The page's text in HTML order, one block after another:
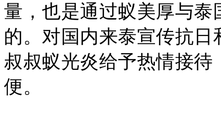
量，也是通过蚁美厚与
的。对国内来泰宣传抗
叔叔蚁光炎给予热情接
便。